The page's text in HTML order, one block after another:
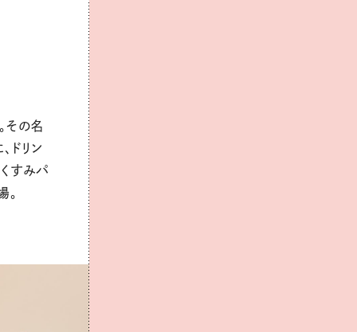
その名
ドリン
すみパ
。